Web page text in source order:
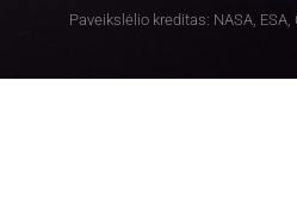
Paveikslėlio kreditas: NASA,